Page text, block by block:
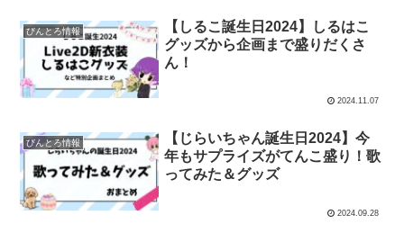
びんとろ情報
【しるこ誕生日2024】しるはこ
グッズから企画まで盛りだくさ
ん！
2024.11.07
びんとろ情報
【じらいちゃん誕生日2024】今
年もサプライズがてんこ盛り！歌
ってみた＆グッズ
2024.09.28